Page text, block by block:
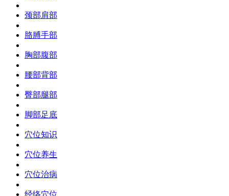
颈部肩部
胳膊手部
胸部腹部
腰部背部
臀部腿部
脚部足底
穴位知识
穴位养生
穴位治病
经络穴位